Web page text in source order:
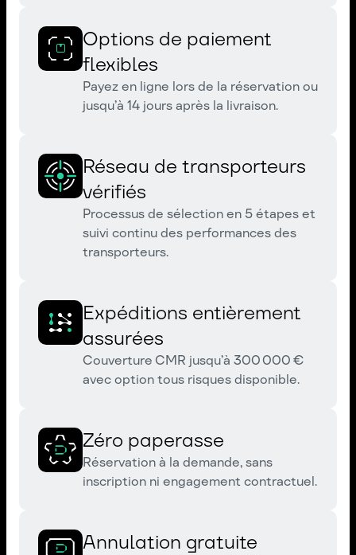
Options de paiement
flexibles
Payez en ligne lors de la réservation ou
jusqu’à 14 jours après la livraison.
Réseau de transporteurs
vérifiés
Processus de sélection en 5 étapes et
suivi continu des performances des
transporteurs.
Expéditions entièrement
assurées
Couverture CMR jusqu’à 300 000 €
avec option tous risques disponible.
Zéro paperasse
Réservation à la demande, sans
inscription ni engagement contractuel.
Annulation gratuite